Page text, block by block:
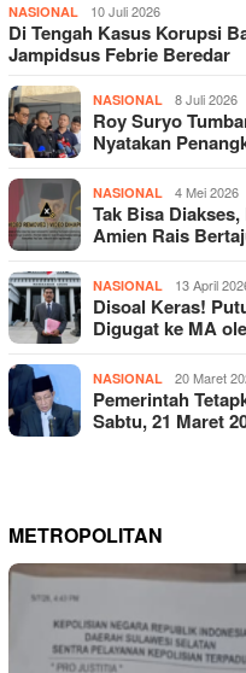
NASIONAL 10 Juli 2026
Di Tengah Kasus Korupsi
Jampidsus Febrie Beredar
NASIONAL 8 Juli 2026
Roy Suryo
Nyatakan
NASIONAL 4 Mei 2026
Tak Bisa
Amien Rais
NASIONAL 13 April
Disoal Keras!
Digugat ke MA
NASIONAL 20 Maret
Pemerintah
Sabtu, 21 Maret
METROPOLITAN